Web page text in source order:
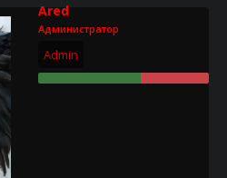
Ared
Администратор
Admin